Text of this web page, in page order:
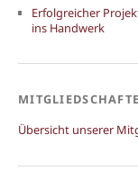
Erfolgreicher
ins Handwerk
Übersicht unserer